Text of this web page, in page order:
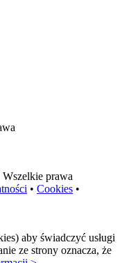
prawa
• Cookies •
aby świadczyć usługi
ze strony oznacza, że